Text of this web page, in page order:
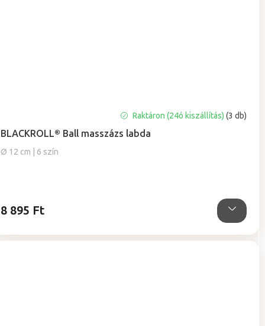
BLACKROLL® Ball masszázs labda
Ø 12 cm | 6 szín
átlagos
értékelése
Raktáron (24ó kiszállítás)(3 db)
8 895 Ft